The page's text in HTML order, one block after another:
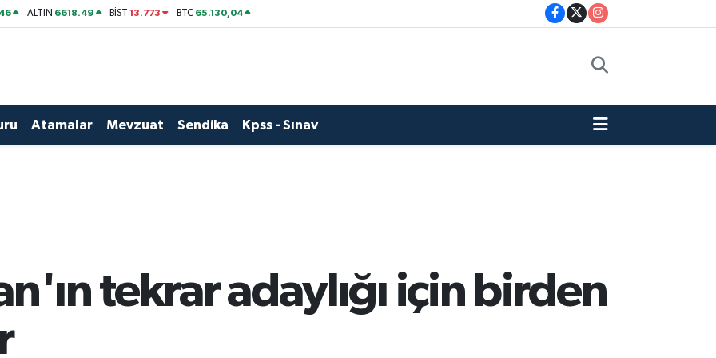
ALTIN 6618.49 BİST13.773 BTC 65.130,04
Atamalar Mevzuat Sendika Kpss - Sınav
tekrar adaylığı için birden